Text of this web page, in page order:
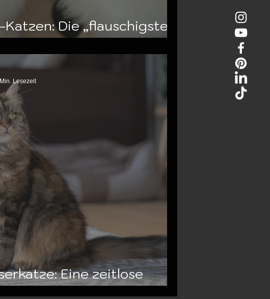
Die „flauschigsten“
die man finden kann
Eine zeitlose
und treue Begleiterin
Lesezeit